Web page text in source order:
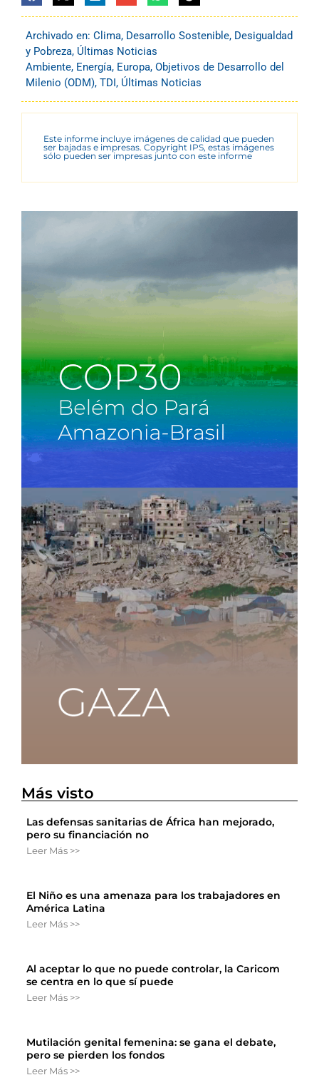
Archivado en: Clima, Desarrollo Sostenible, Desigualdad
y Pobreza, Últimas Noticias
Ambiente, Energía, Europa, Objetivos de Desarrollo del
Milenio (ODM), TDI, Últimas Noticias
Este informe incluye imágenes de calidad que pueden
ser bajadas e impresas. Copyright IPS, estas imágenes
sólo pueden ser impresas junto con este informe
Más visto
Las defensas sanitarias de África han mejorado,
pero su financiación no
Leer Más >>
El Niño es una amenaza para los trabajadores en
América Latina
Leer Más >>
Al aceptar lo que no puede controlar, la Caricom
se centra en lo que sí puede
Leer Más >>
Mutilación genital femenina: se gana el debate,
pero se pierden los fondos
Leer Más >>